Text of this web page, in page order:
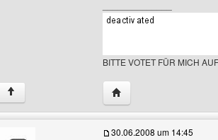
BITTE VOTET FÜR MICH
↑ Website dieses
30.06.2008 um 14:45